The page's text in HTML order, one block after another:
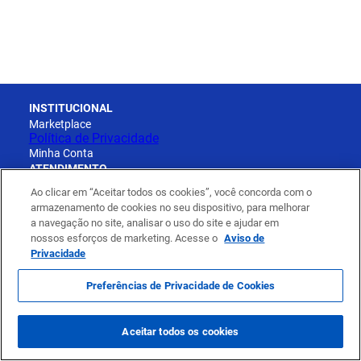
INSTITUCIONAL
Marketplace
Política de Privacidade
Minha Conta
ATENDIMENTO
Cadastro
Pedidos
Entregas e Prazos
Trocas, Devoluções e Reembolso
Formas de pagamento
Contato
Ao clicar em “Aceitar todos os cookies”, você concorda com o
armazenamento de cookies no seu dispositivo, para melhorar
a navegação no site, analisar o uso do site e ajudar em
nossos esforços de marketing. Acesse o Aviso de
Privacidade
Preferências de Privacidade de Cookies
Aceitar todos os cookies